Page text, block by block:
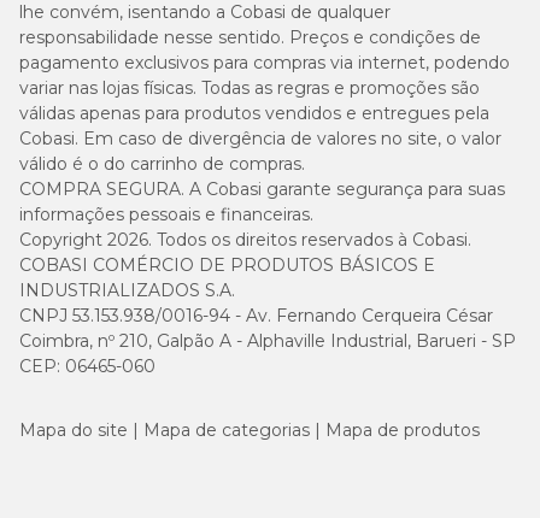
lhe convém, isentando a Cobasi de qualquer
responsabilidade nesse sentido. Preços e condições de
pagamento exclusivos para compras via internet, podendo
variar nas lojas físicas. Todas as regras e promoções são
válidas apenas para produtos vendidos e entregues pela
Cobasi. Em caso de divergência de valores no site, o valor
válido é o do carrinho de compras.
COMPRA SEGURA. A Cobasi garante segurança para suas
informações pessoais e financeiras.
Copyright 2026. Todos os direitos reservados à Cobasi.
COBASI COMÉRCIO DE PRODUTOS BÁSICOS E
INDUSTRIALIZADOS S.A.
CNPJ 53.153.938/0016-94 - Av. Fernando Cerqueira César
Coimbra, nº 210, Galpão A - Alphaville Industrial, Barueri - SP
CEP: 06465-060
Mapa do site Mapa de categorias Mapa de produtos